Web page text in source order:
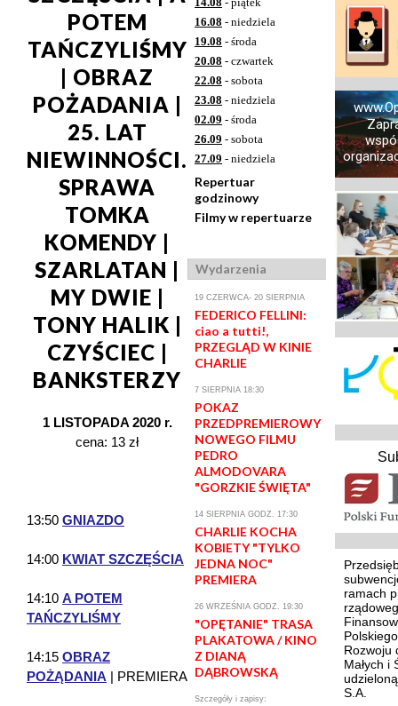
POTEM
TAŃCZYLIŚMY
| OBRAZ
POŻADANIA |
25. LAT
NIEWINNOŚCI.
SPRAWA
TOMKA
KOMENDY |
SZARLATAN |
MY DWIE |
TONY HALIK |
CZYŚCIEC |
BANKSTERZY
1 LISTOPADA 2020 r.
cena: 13 zł
13:50 GNIAZDO
14:00 KWIAT SZCZĘŚCIA
14:10 A POTEM
TAŃCZYLIŚMY
14:15 OBRAZ
POŻĄDANIA | PREMIERA
16.08 - niedziela
19.08 - środa
20.08 - czwartek
22.08 - sobota
23.08 - niedziela
02.09 - środa
26.09 - sobota
27.09 - niedziela
Repertuar
godzinowy
Filmy w repertuarze
Wydarzenia
19 CZERWCA- 20 SIERPNIA
FEDERICO FELLINI:
ciao a tutti!,
PRZEGLĄD W KINIE
CHARLIE
7 SIERPNIA 18:30
POKAZ
PRZEDPREMIEROWY
NOWEGO FILMU
PEDRO
ALMODOVARA
"GORZKIE ŚWIĘTA"
14 SIERPNIA GODZ. 17:30
CHARLIE KOCHA
KOBIETY "TYLKO
JEDNA NOC"
PREMIERA
26 WRZEŚNIA GODZ. 19:30
"OPĘTANIE" TRASA
PLAKATOWA / KINO
Z DIANĄ
DĄBROWSKĄ
Szczegóły i zapisy:
ramach
Rozwoju
Małych i
S.A.